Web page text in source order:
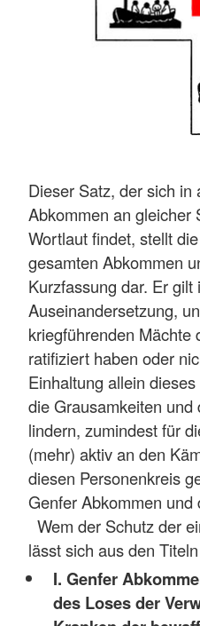
Dieser Satz, der sich in
Abkommen an gleicher
Wortlaut findet, stellt
gesamten Abkommen
Kurzfassung dar. Er
Auseinandersetzung,
kriegführenden Mächte
ratifiziert haben oder
Einhaltung allein
die Grausamkeiten
lindern, zumindest für
(mehr) aktiv an den
diesen Personenkreis
Genfer Abkommen
Wem der Schutz der
lässt sich aus den
I. Genfer
des Loses der